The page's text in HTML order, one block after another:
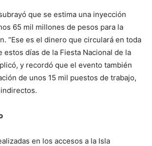
que se estima una inyección
65 mil millones de pesos para la
“Ese es el dinero que circulará en toda
estos días de la Fiesta Nacional de la
y recordó que el evento también
de unos 15 mil puestos de trabajo,
en los accesos a la Isla